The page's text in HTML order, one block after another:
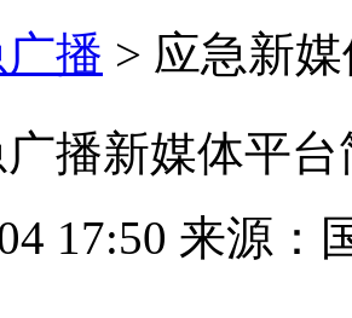
播 > 应急新
播新媒体平台
17:50 来源：